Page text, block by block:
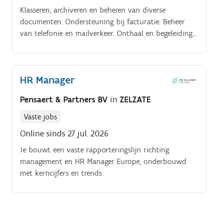
Klasseren, archiveren en beheren van diverse
documenten. Ondersteuning bij facturatie. Beheer
van telefonie en mailverkeer. Onthaal en begeleiding
HR Manager
Pensaert & Partners BV in ZELZATE
Vaste jobs
Online sinds 27 jul. 2026
Je bouwt een vaste rapporteringslijn richting
management en HR Manager Europe, onderbouwd
met kerncijfers en trends.